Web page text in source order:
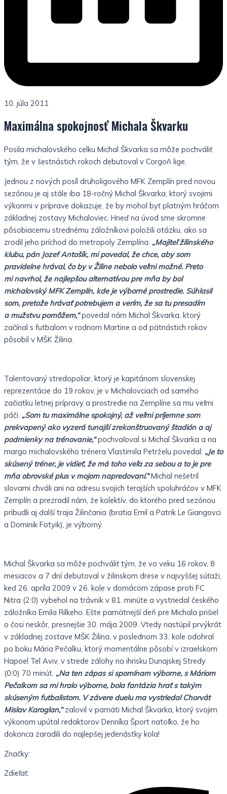
10. júla 2011
Maximálna spokojnosť Michala Škvarku
Posila michalovského celku Michal Škvarka sa môže pochváliť
tým, že v šestnástich rokoch debutoval v Corgoň lige.
Jednou z nových posíl druholigového MFK Zemplín pred novou
sezónou je aj stále iba 18-ročný Michal Škvarka, ktorý svojimi
výkonmi v príprave dokazuje, že by mohol byť platným hráčom
základnej zostavy Michaloviec. Hneď na úvod sme skromne
pôsobiacemu strednému záložníkovi položili otázku, ako sa
zrodil jeho príchod do metropoly Zemplína. „Majiteľ žilinského
klubu, pán Jozef Antošík, mi povedal, že chce, aby som
pravidelne hrával, čo by v Žiline nebolo veľmi možné. Preto
mi navrhol, že najlepšou alternatívou pre mňa by bol
michalovský MFK Zemplín, kde je výborné prostredie. Súhlasil
som, pretože hrávať potrebujem a verím, že sa tu presadím
a mužstvu pomôžem,“povedal nám Michal Škvarka, ktorý
začínal s futbalom v rodnom Martine a od pätnástich rokov
pôsobil v MŠK Žilina.
Talentovaný stredopoliar, ktorý je kapitánom slovenskej
reprezentácie do 19 rokov, je v Michalovciach od samého
začiatku letnej prípravy a prostredie na Zemplíne sa mu veľmi
páči. „Som tu maximálne spokojný, až veľmi príjemne som
prekvapený ako vyzerá tunajší zrekonštruovaný štadión a aj
podmienky na trénovanie,“pochvaľoval si Michal Škvarka a na
margo michalovského trénera Vlastimila Petrželu povedal: „Je to
skúsený tréner, je vidieť, že má toho veľa za sebou a to je pre
mňa obrovské plus v mojom napredovaní.“Michal nešetril
slovami chváli ani na adresu svojich terajších spoluhráčov v MFK
Zemplín a prezradil nám, že kolektív, do ktorého pred sezónou
pribudli aj ďalší traja Žilinčania (bratia Emil a Patrik Le Giangovci
a Dominik Fotyik), je výborný.
Michal Škvarka sa môže pochváliť tým, že vo veku 16 rokov, 8
mesiacov a 7 dní debutoval v žilinskom drese v najvyššej súťaži,
keď 26. apríla 2009 v 26. kole v domácom zápase proti FC
Nitra (2:0) vybehol na trávnik v 81. minúte a vystriedal českého
záložníka Emila Rilkeho. Ešte pamätnejší deň pre Michala prišiel
o čosi neskôr, presnejšie 30. mája 2009. Vtedy nastúpil prvýkrát
v základnej zostave MŠK Žilina, v poslednom 33. kole odohral
po boku Mária Pečalku, ktorý momentálne pôsobí v izraelskom
Hapoel Tel Aviv, v strede zálohy na ihrisku Dunajskej Stredy
(0:0) 70 minút. „Na ten zápas si spomínam výborne, s Máriom
Pečalkom sa mi hralo výborne, bola fantázia hrať s takým
skúseným futbalistom. V závere duelu ma vystriedal Chorvát
Mislav Karoglan,“zalovil v pamäti Michal Škvarka, ktorý svojim
výkonom upútal redaktorov Denníka Šport natoľko, že ho
dokonca zaradili do najlepšej jedenástky kola!
Značky:
Zdieľať: